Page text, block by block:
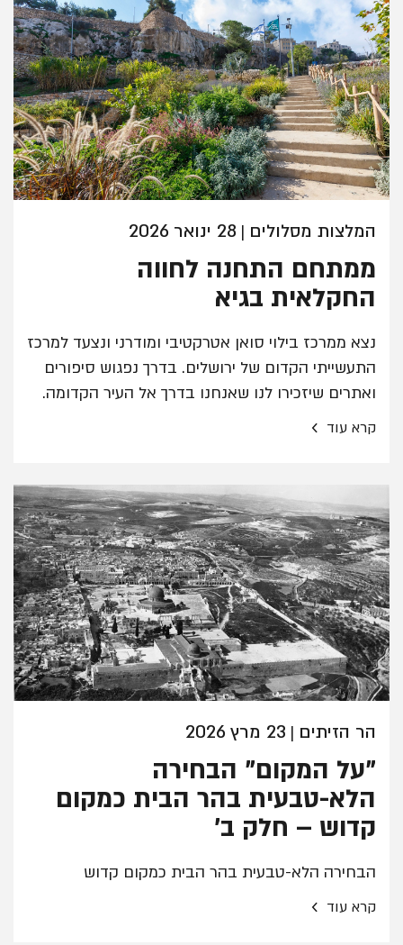
המלצות מסלולים | 28 ינואר 2026
ממתחם התחנה לחווה
החקלאית בגיא
נצא ממרכז בילוי סואן אטרקטיבי ומודרני ונצעד למרכז
התעשייתי הקדום של ירושלים. בדרך נפגוש סיפורים
ואתרים שיזכירו לנו שאנחנו בדרך אל העיר הקדומה.
קרא עוד ›
הר הזיתים | 23 מרץ 2026
"על המקום" הבחירה
הלא-טבעית בהר הבית כמקום
קדוש – חלק ב'
הבחירה הלא-טבעית בהר הבית כמקום קדוש
קרא עוד ›